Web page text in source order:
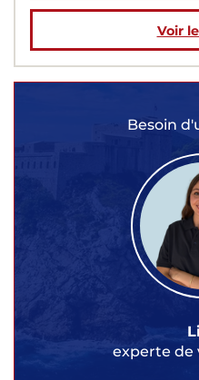
Voir
Besoin
experte de